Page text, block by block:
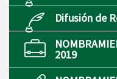
Difusión de
2019